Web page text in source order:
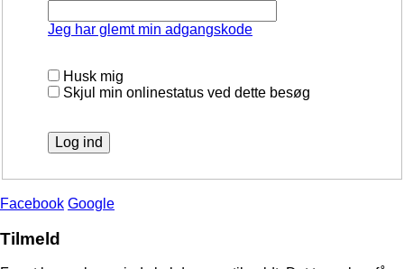
Jeg har glemt min adgangskode
Husk mig
Skjul min onlinestatus ved dette besøg
Facebook Google
Tilmeld